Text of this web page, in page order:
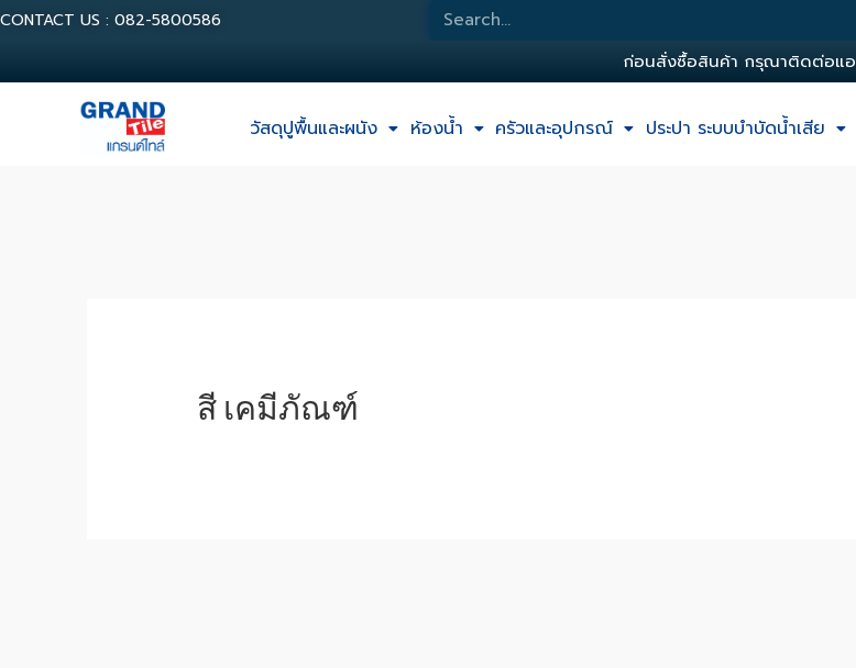
CONTACT US : 082-5800586
อนสงซอสนคา ก รณาตดตอแอดม
วัสดุปูพื้นและผนัง ห้องน้ำ ครัวและอุปกรณ์ ประปา ระบบบำบัดน้ำเสีย
สี เคมีภัณฑ์